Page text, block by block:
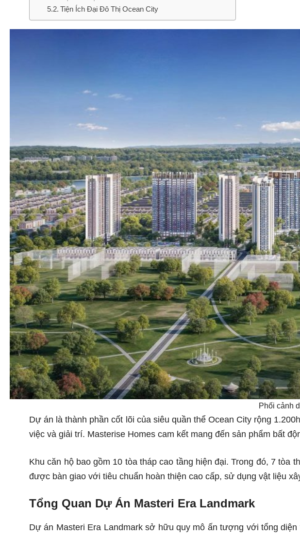
Tiện Ích Đại Đô Thị Ocean City
Phối cảnh
Dự án là thành phần cốt lõi của siêu quần thể Ocean City rộng
việc và giải trí. Masterise Homes cam kết mang đến sản phẩm bất
Khu căn hộ bao gồm 10 tòa tháp cao tầng hiện đại. Trong đó, 7
được bàn giao với tiêu chuẩn hoàn thiện cao cấp, sử dụng vật liệu
Tổng Quan Dự Án Masteri Era Landmark
Dự án Masteri Era Landmark sở hữu quy mô ấn tượng với tổng